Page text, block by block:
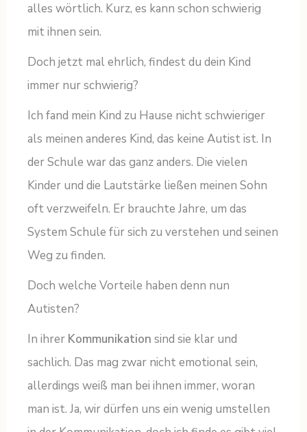
alles wörtlich. Kurz, es kann schon schwierig
mit ihnen sein.
Doch jetzt mal ehrlich, findest du dein Kind
immer nur schwierig?
Ich fand mein Kind zu Hause nicht schwieriger
als meinen anderes Kind, das keine Autist ist. In
der Schule war das ganz anders. Die vielen
Kinder und die Lautstärke ließen meinen Sohn
oft verzweifeln. Er brauchte Jahre, um das
System Schule für sich zu verstehen und seinen
Weg zu finden.
Doch welche Vorteile haben denn nun
Autisten?
In ihrer Kommunikation sind sie klar und
sachlich. Das mag zwar nicht emotional sein,
allerdings weiß man bei ihnen immer, woran
man ist. Ja, wir dürfen uns ein wenig umstellen